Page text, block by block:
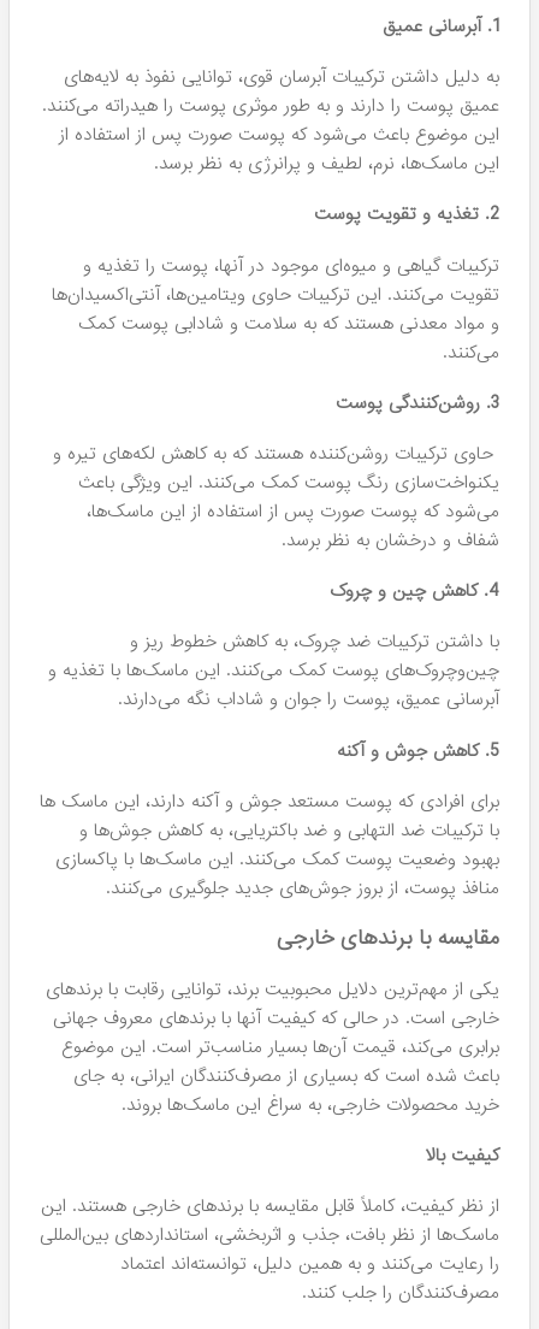
1. آبرسانی عمیق
به دلیل داشتن ترکیبات آبرسان قوی، توانایی نفوذ به لایه‌های
عمیق پوست را دارند و به طور موثری پوست را هیدراته می‌کنند.
این موضوع باعث می‌شود که پوست صورت پس از استفاده از
این ماسک‌ها، نرم، لطیف و پرانرژی به نظر برسد.
2. تغذیه و تقویت پوست
ترکیبات گیاهی و میوه‌ای موجود در آنها، پوست را تغذیه و
تقویت می‌کنند. این ترکیبات حاوی ویتامین‌ها، آنتی‌اکسیدان‌ها
و مواد معدنی هستند که به سلامت و شادابی پوست کمک
می‌کنند.
3. روشن‌کنندگی پوست
حاوی ترکیبات روشن‌کننده هستند که به کاهش لکه‌های تیره و
یکنواخت‌سازی رنگ پوست کمک می‌کنند. این ویژگی باعث
می‌شود که پوست صورت پس از استفاده از این ماسک‌ها،
شفاف و درخشان به نظر برسد.
4. کاهش چین و چروک
با داشتن ترکیبات ضد چروک، به کاهش خطوط ریز و
چین‌وچروک‌های پوست کمک می‌کنند. این ماسک‌ها با تغذیه و
آبرسانی عمیق، پوست را جوان و شاداب نگه می‌دارند.
5. کاهش جوش و آکنه
برای افرادی که پوست مستعد جوش و آکنه دارند، این ماسک ها
با ترکیبات ضد التهابی و ضد باکتریایی، به کاهش جوش‌ها و
بهبود وضعیت پوست کمک می‌کنند. این ماسک‌ها با پاکسازی
منافذ پوست، از بروز جوش‌های جدید جلوگیری می‌کنند.
مقایسه با برندهای خارجی
یکی از مهم‌ترین دلایل محبوبیت برند، توانایی رقابت با برندهای
خارجی است. در حالی که کیفیت آنها با برندهای معروف جهانی
برابری می‌کند، قیمت آن‌ها بسیار مناسب‌تر است. این موضوع
باعث شده است که بسیاری از مصرف‌کنندگان ایرانی، به جای
خرید محصولات خارجی، به سراغ این ماسک‌ها بروند.
کیفیت بالا
از نظر کیفیت، کاملاً قابل مقایسه با برندهای خارجی هستند. این
ماسک‌ها از نظر بافت، جذب و اثربخشی، استانداردهای بین‌المللی
را رعایت می‌کنند و به همین دلیل، توانسته‌اند اعتماد
مصرف‌کنندگان را جلب کنند.